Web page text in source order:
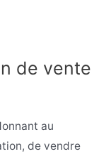
de vente
au
de vendre